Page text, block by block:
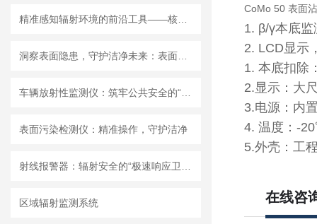
表面污染检测仪：精准操作，守护洁净
区域辐射监测系统
CoMo 50 表面
1. β/γ本底
2. LCD显示
1. 本底扣除
2.显示：大
3.电源：内
4. 温度：-
5.外壳：工
在线咨